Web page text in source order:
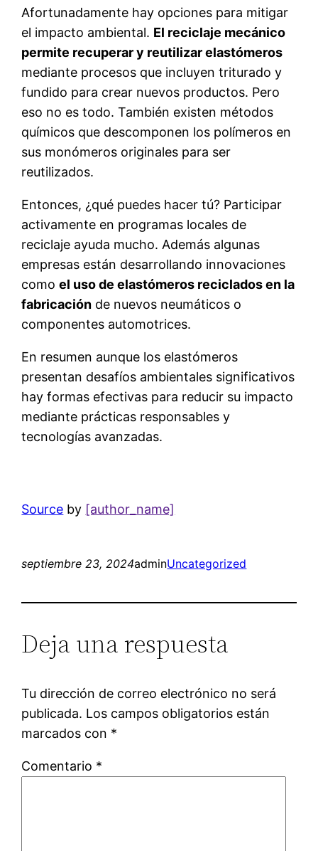
Afortunadamente hay opciones para mitigar
el impacto ambiental. El reciclaje mecánico
permite recuperar y reutilizar elastómeros
mediante procesos que incluyen triturado y
fundido para crear nuevos productos. Pero
eso no es todo. También existen métodos
químicos que descomponen los polímeros en
sus monómeros originales para ser
reutilizados.
Entonces, ¿qué puedes hacer tú? Participar
activamente en programas locales de
reciclaje ayuda mucho. Además algunas
empresas están desarrollando innovaciones
comoel uso de elastómeros reciclados en la
fabricación de nuevos neumáticos o
componentes automotrices.
En resumen aunque los elastómeros
presentan desafíos ambientales significativos
hay formas efectivas para reducir su impacto
mediante prácticas responsables y
tecnologías avanzadas.
Source by [author_name]
septiembre 23, 2024adminUncategorized
Deja una respuesta
Tu dirección de correo electrónico no será
publicada. Los campos obligatorios están
marcados con *
Comentario *